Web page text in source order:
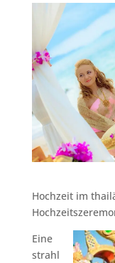
Hochzeit im
Eine
strahl